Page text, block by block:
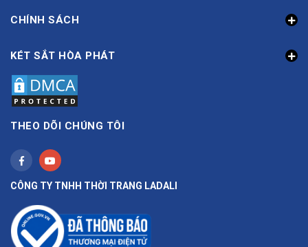
CHÍNH SÁCH
KÉT SẮT HÒA PHÁT
THEO DÕI CHÚNG TÔI
CÔNG TY TNHH THỜI TRANG LADALI